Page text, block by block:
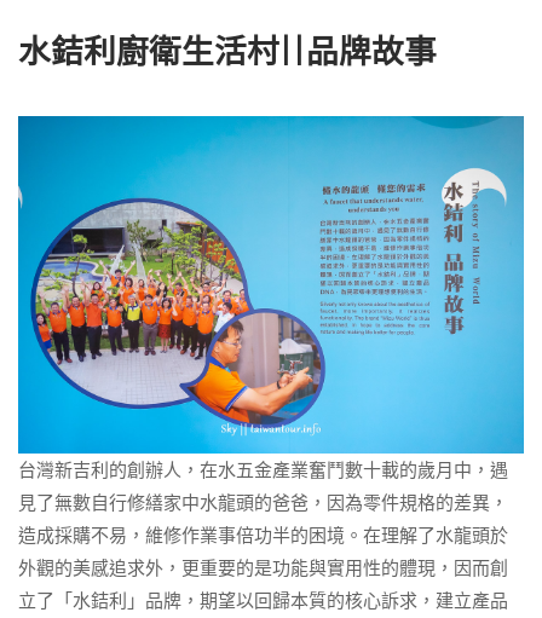
水銡利廚衛生活村||品牌故事
台灣新吉利的創辦人，在水五金產業奮鬥數十載的歲月中，遇
見了無數自行修繕家中水龍頭的爸爸，因為零件規格的差異，
造成採購不易，維修作業事倍功半的困境。在理解了水龍頭於
外觀的美感追求外，更重要的是功能與實用性的體現，因而創
立了「水銡利」品牌，期望以回歸本質的核心訴求，建立產品